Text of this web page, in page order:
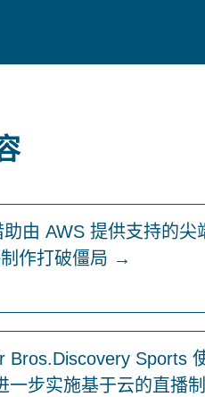
助由 AWS 提供支持的尖
作打破僵局 →
Bros.Discovery Sports
一步实施基于云的直播